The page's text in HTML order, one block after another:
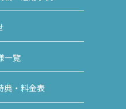
一覧
典・料金表